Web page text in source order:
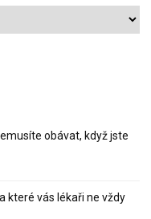
obávat, když jste
které vás lékaři ne vždy